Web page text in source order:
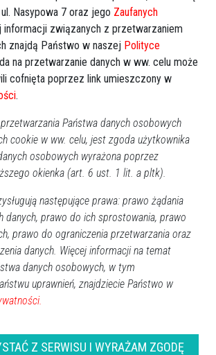
Nasypowa 7 oraz jego Zaufanych
informacji związanych z przetwarzaniem
znajdą Państwo w naszej Polityce
na przetwarzanie danych w ww. celu może
cofnięta poprzez link umieszczony w
.
Państwa danych osobowych
cookie w ww. celu, jest zgoda użytkownika
osobowych wyrażona poprzez
okienka (art. 6 ust. 1 lit. a pltk).
następujące prawa: prawo żądania
danych, prawo do ich sprostowania, prawo
prawo do ograniczenia przetwarzania oraz
danych. Więcej informacji na temat
danych osobowych, w tym
uprawnień, znajdziecie Państwo w
Z SERWISU I WYRAŻAM ZGODĘ